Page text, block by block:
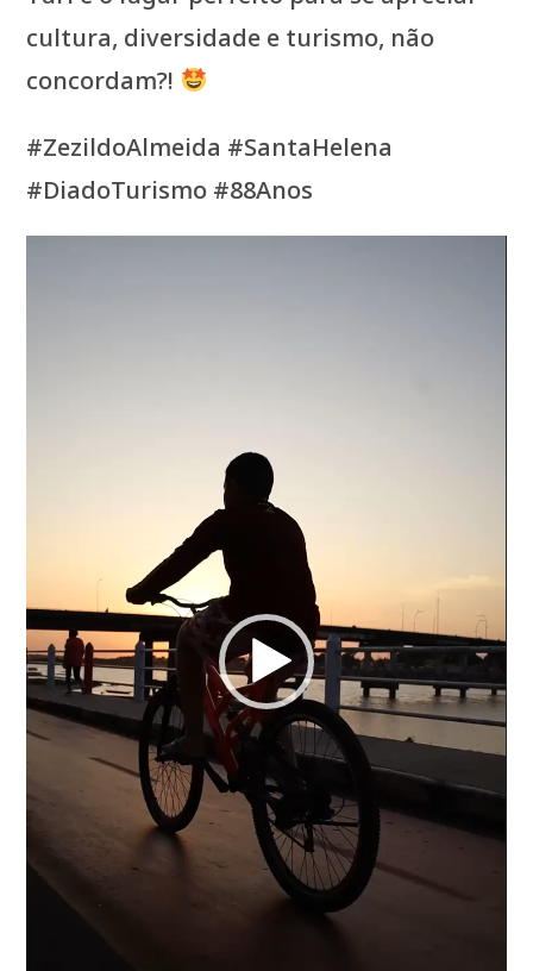
cultura, diversidade e turismo, não
concordam?!
#ZezildoAlmeida #SantaHelena
#DiadoTurismo #88Anos